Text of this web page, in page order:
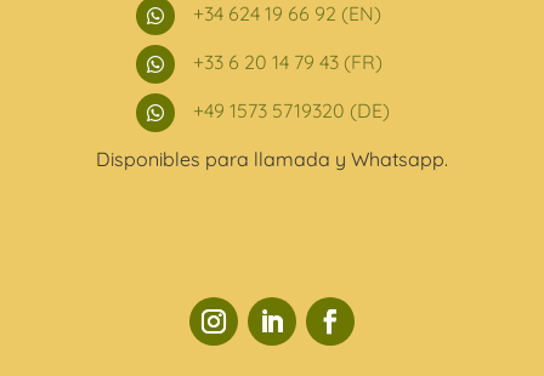
 +34 624 19 66 92 (EN)
 +33 6 20 14 79 43 (FR)

+49 1573 5719320 (DE)
Disponibles para llamada y Whatsapp.